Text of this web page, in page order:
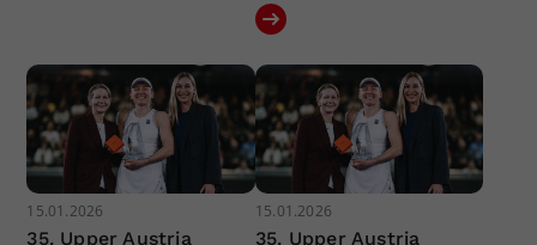
15.01.2026
35. Upper Austria
15.01.2026
35. Upper Austria